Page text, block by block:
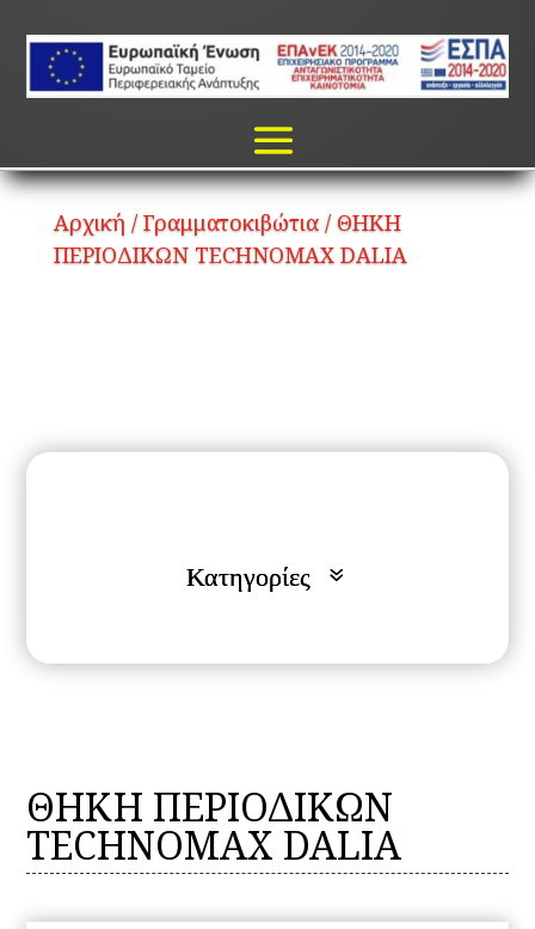
Αρχική / Γραμματοκιβώτια/ ΘΗΚΗ
ΠΕΡΙΟΔΙΚΩΝ TECHNOMAX DALIA
ΘΗΚΗ ΠΕΡΙΟΔΙΚΩΝ
TECHNOMAX DALIA